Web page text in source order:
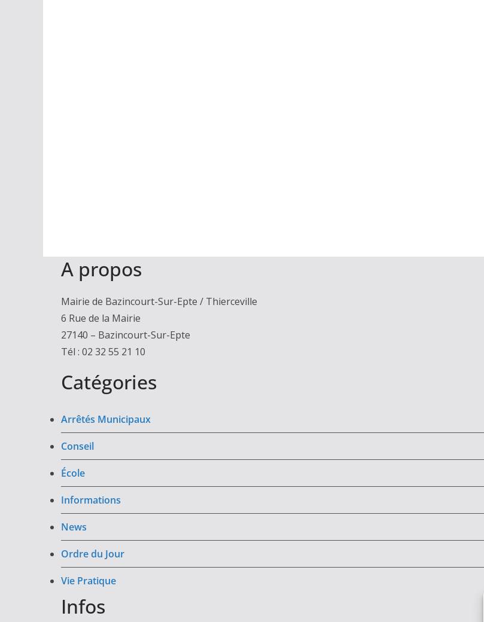
A propos
Mairie de Bazincourt-Sur-Epte / Thierceville
6 Rue de la Mairie
27140 – Bazincourt-Sur-Epte
Tél : 02 32 55 21 10
Catégories
Arrêtés Municipaux
Conseil
École
Informations
News
Ordre du Jour
Vie Pratique
Infos